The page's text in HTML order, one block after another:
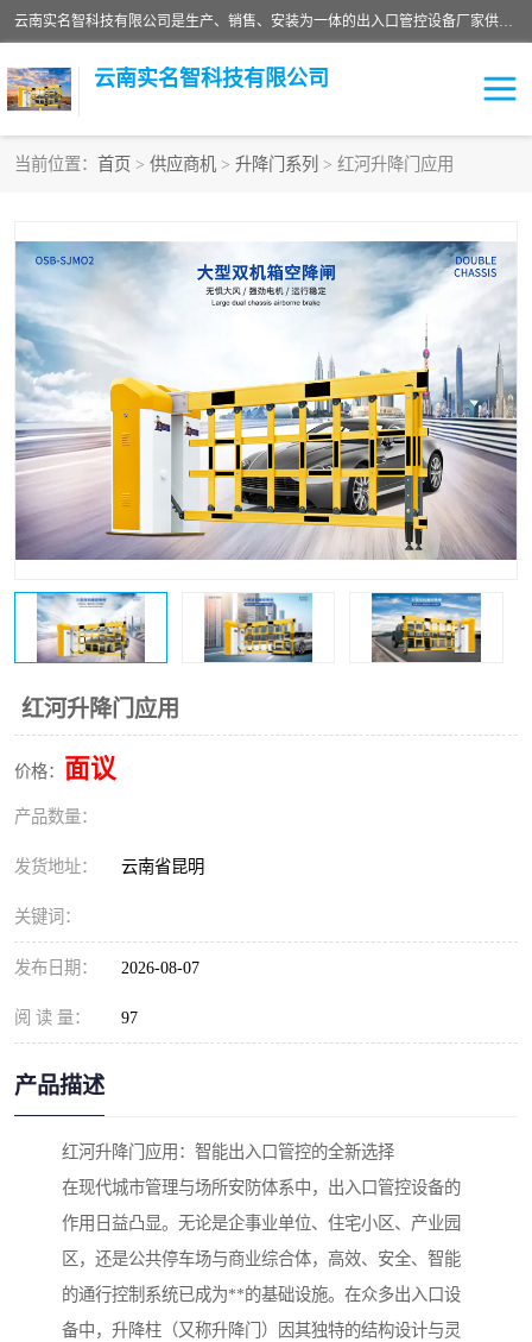
云南实名智科技有限公司是生产、销售、安装为一体的出入口管控设备厂家供应商。主营:电动伸缩门、道闸、广告道闸、重型空降闸、车牌识别、门禁通道、升降柱、岗亭、旗杆等智能设备。主营产品: 电动伸缩门,道闸门禁,车牌识别 生产、销售、安装为一体的出入口管控设备厂家源头供应商。
云南实名智科技有限公司
当前位置： 首页 > 供应商机 > 升降门系列 > 红河升降门应用
红河升降门应用
价格： 面议
产品数量：
发货地址： 云南省昆明
关键词：
发布日期： 2026-08-07
阅 读 量： 97
产品描述
红河升降门应用：智能出入口管控的全新选择
在现代城市管理与场所安防体系中，出入口管控设备的
作用日益凸显。无论是企事业单位、住宅小区、产业园
区，还是公共停车场与商业综合体，高效、安全、智能
的通行控制系统已成为**的基础设施。在众多出入口设
备中，升降柱（又称升降门）因其独特的结构设计与灵
广告道闸系列 普通道闸系列
升降门系列 通道闸系列
小门系列 伸缩门